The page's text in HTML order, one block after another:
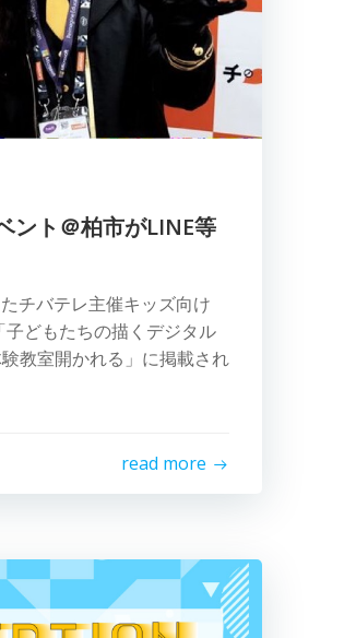
ント＠柏市がLINE等
チバテレ主催キッズ向け
どもたちの描くデジタル
教室開かれる」に掲載され
read more